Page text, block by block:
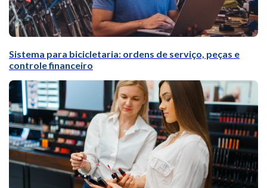
Sistema para bicicletaria: ordens de serviço, peças e
controle financeiro